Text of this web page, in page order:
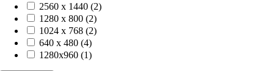
2560 x 1440 (2)
1280 x 800 (2)
1024 x 768 (2)
640 x 480 (4)
1280x960 (1)